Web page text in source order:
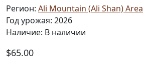
Регион: Ali Mountain (Ali Shan) Area
Год урожая: 2026
Наличие: В наличии
$65.00